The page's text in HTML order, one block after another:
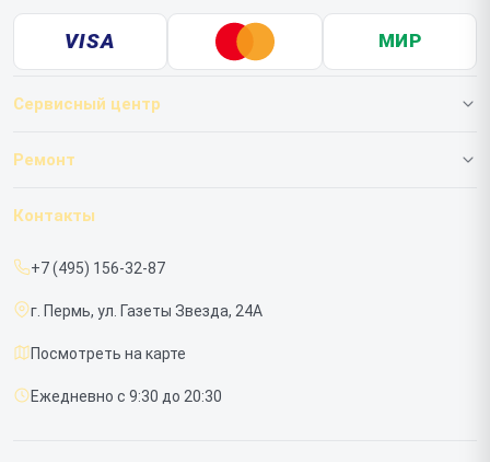
VISA МИР
Сервисный центр
О нашем сервисе
Срочный ремонт
Доставка и способы оплаты
Диагностика
Контакты
Ремонт
ИБП
Контакты
+7 (495) 156-32-87
г. Пермь, ул. Газеты Звезда, 24А
Посмотреть на карте
Ежедневно с 9:30 до 20:30